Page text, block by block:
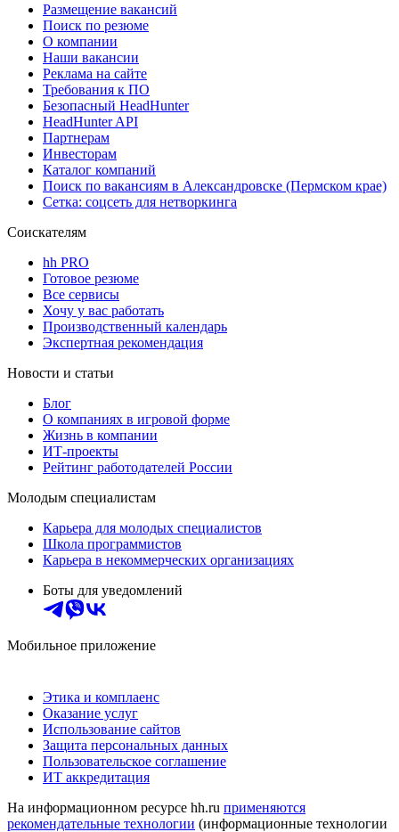
Размещение вакансий
Поиск по резюме
О компании
Наши вакансии
Реклама на сайте
Требования к ПО
Безопасный HeadHunter
HeadHunter API
Партнерам
Инвесторам
Каталог компаний
Поиск по вакансиям в Александровске (Пермском крае)
Сетка: соцсеть для нетворкинга
Соискателям
hh PRO
Готовое резюме
Все сервисы
Хочу у вас работать
Производственный календарь
Экспертная рекомендация
Новости и статьи
Блог
О компаниях в игровой форме
Жизнь в компании
ИТ-проекты
Рейтинг работодателей России
Молодым специалистам
Карьера для молодых специалистов
Школа программистов
Карьера в некоммерческих организациях
Боты для уведомлений
Мобильное приложение
Этика и комплаенс
Оказание услуг
Использование сайтов
Защита персональных данных
Пользовательское соглашение
ИТ аккредитация
На информационном ресурсе hh.ru применяются
рекомендательные технологии (информационные технологии